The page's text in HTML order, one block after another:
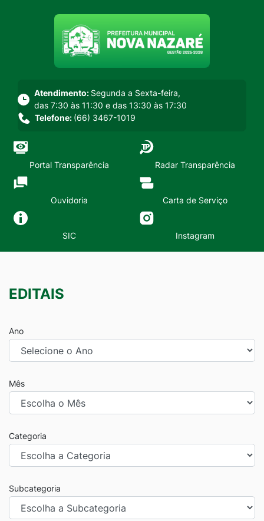
Seção do menu principal
Atendimento: Segunda a Sexta-feira,
das 7:30 às 11:30 e das 13:30 às 17:30
Telefone: (66) 3467-1019
Portal Transparência Radar Transparência
Ouvidoria Carta de Serviço
SIC Instagram
EDITAIS
Ano
Mês
Categoria
Subcategoria